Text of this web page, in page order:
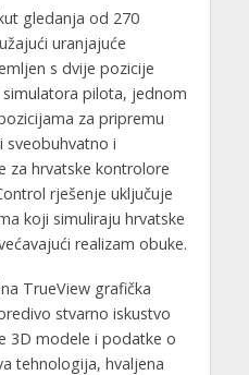
gledanja od 270
uranjajuće
s dvije pozicije
pilota, jednom
za pripremu
i
za hrvatske kontrolore
rješenje uključuje
koji simuliraju hrvatske
realizam obuke.
TrueView grafička
stvarno iskustvo
3D modele i podatke o
tehnologija, hvaljena